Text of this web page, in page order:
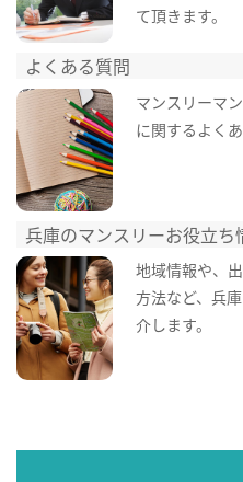
て頂きます。
よくある質問
マンスリーマ
に関するよく
兵庫のマンスリーお役立ち
地域情報や、
方法など、兵
介します。